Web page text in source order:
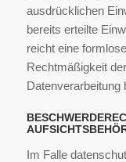
ausdrücklichen
bereits erteilte
reicht eine
Rechtmäßigkeit
Datenverarbeitung
Im Falle